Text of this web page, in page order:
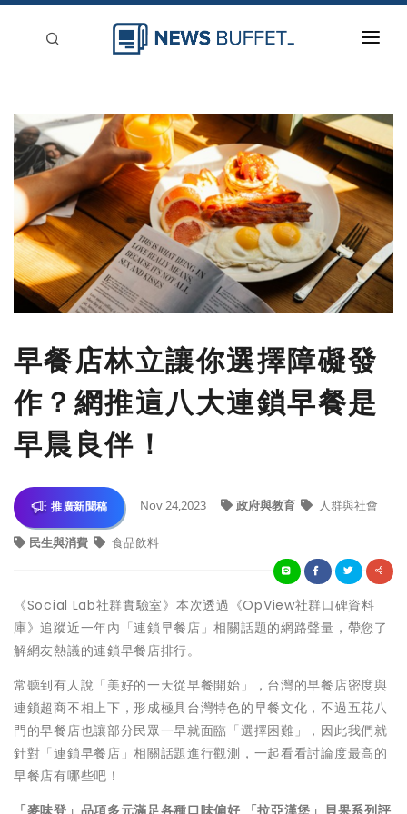
新聞稿分類
登入
刊登
早餐店林立讓你選擇障礙發
作？網推這八大連鎖早餐是
早晨良伴！
推廣新聞稿 Nov 24,2023 政府與教育 人群與社會
民生與消費 食品飲料
《Social Lab社群實驗室》本次透過《OpView社群口碑資料
庫》追蹤近一年內「連鎖早餐店」相關話題的網路聲量，帶您了
解網友熱議的連鎖早餐店排行。
常聽到有人說「美好的一天從早餐開始」，台灣的早餐店密度與
連鎖超商不相上下，形成極具台灣特色的早餐文化，不過五花八
門的早餐店也讓部分民眾一早就面臨「選擇困難」，因此我們就
針對「連鎖早餐店」相關話題進行觀測，一起看看討論度最高的
早餐店有哪些吧！
「麥味登」品項多元滿足各種口味偏好 「拉亞漢堡」貝果系列評